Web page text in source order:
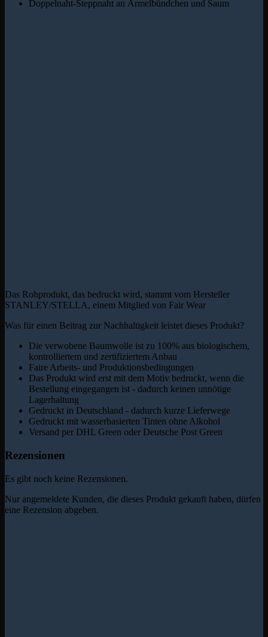
Doppelnaht-Steppnaht an Ärmelbündchen und Saum
Das Rohprodukt, das bedruckt wird, stammt vom Hersteller
STANLEY/STELLA, einem Mitglied von Fair Wear
Was für einen Beitrag zur Nachhaltigkeit leistet dieses Produkt?
Die verwobene Baumwolle ist zu 100% aus biologischem,
kontrolliertem und zertifiziertem Anbau
Faire Arbeits- und Produktionsbedingungen
Das Produkt wird erst mit dem Motiv bedruckt, wenn die
Bestellung eingegangen ist - dadurch keinen unnötige
Lagerhaltung
Gedruckt in Deutschland - dadurch kurze Lieferwege
Gedruckt mit wasserbasierten Tinten ohne Alkohol
Versand per DHL Green oder Deutsche Post Green
Rezensionen
Es gibt noch keine Rezensionen.
Nur angemeldete Kunden, die dieses Produkt gekauft haben, dürfen
eine Rezension abgeben.